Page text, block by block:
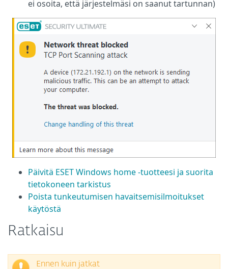
ei osoita, että järjestelmäsi on saanut tartunnan)
Päivitä ESET Windows home -tuotteesi ja suorita
tietokoneen tarkistus
Poista tunkeutumisen havaitsemisilmoitukset
käytöstä
Ratkaisu
Ennen kuin jatkat